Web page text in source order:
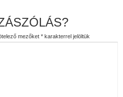
mezőket * karakterrel jelöltük